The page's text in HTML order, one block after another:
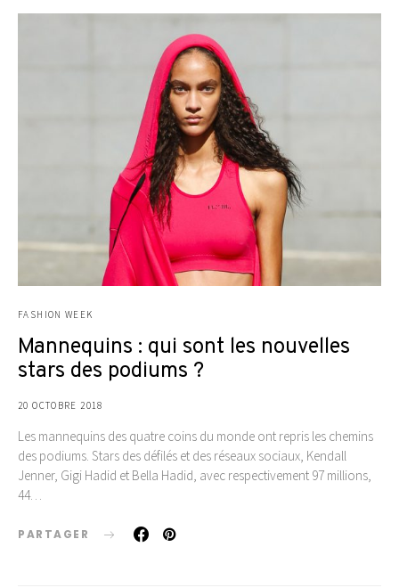
FASHION WEEK
Mannequins : qui sont les nouvelles
stars des podiums ?
20 OCTOBRE 2018
Les mannequins des quatre coins du monde ont repris les chemins
des podiums. Stars des défilés et des réseaux sociaux, Kendall
Jenner, Gigi Hadid et Bella Hadid, avec respectivement 97 millions,
44…
PARTAGER